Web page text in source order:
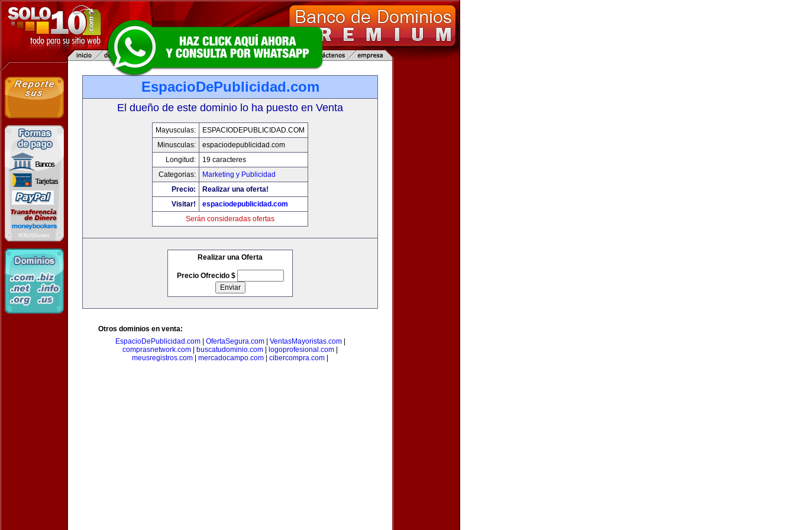
EspacioDePublicidad.com
El dueño de este dominio lo ha puesto en Venta
Mayusculas:
ESPACIODEPUBLICIDAD.COM
Minusculas:
espaciodepublicidad.com
Longitud:
19 caracteres
Categorias:
Marketing y Publicidad
Precio:
Realizar una oferta!
Visitar!
espaciodepublicidad.com
Serán consideradas ofertas
Realizar una Oferta
Precio Ofrecido $
Otros dominios en venta:
EspacioDePublicidad.com| OfertaSegura.com| VentasMayoristas.com|
comprasnetwork.com
buscatudominio.com logoprofesional.com
meusregistros.com
mercadocampo.com cibercompra.com